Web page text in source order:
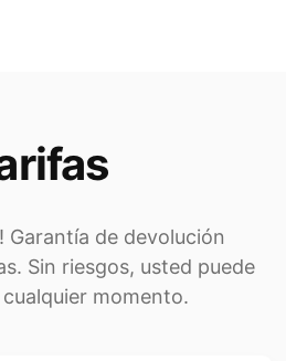
Garantía de devolución
Sin riesgos, usted puede
momento.